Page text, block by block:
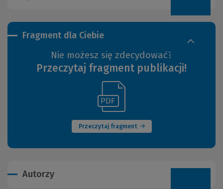
Fragment dla Ciebie
Nie możesz się zdecydować?
Przeczytaj fragment publikacji!
Przeczytaj fragment
(Nowe
okno)
innej
strony)
Autorzy